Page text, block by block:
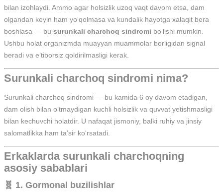
bilan izohlaydi. Ammo agar holsizlik uzoq vaqt davom etsa, dam
olgandan keyin ham yo‘qolmasa va kundalik hayotga xalaqit bera
boshlasa — bu surunkali charchoq sindromi bo‘lishi mumkin.
Ushbu holat organizmda muayyan muammolar borligidan signal
beradi va e’tiborsiz qoldirilmasligi kerak.
Surunkali charchoq sindromi nima?
Surunkali charchoq sindromi — bu kamida 6 oy davom etadigan,
dam olish bilan o‘tmaydigan kuchli holsizlik va quvvat yetishmasligi
bilan kechuvchi holatdir. U nafaqat jismoniy, balki ruhiy va jinsiy
salomatlikka ham ta’sir ko‘rsatadi.
Erkaklarda surunkali charchoqning
asosiy sabablari
🧬 1. Gormonal buzilishlar